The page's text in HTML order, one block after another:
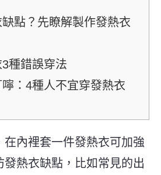
點？先瞭解製作發熱衣
種錯誤穿法
：4種人不宜穿發熱衣
在內裡套一件發熱衣可加強
熱衣缺點，比如常見的出